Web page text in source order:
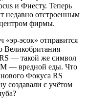
и Фиесту. Теперь
недавно отстроенным
фирмы.
эсок» отправится
Великобритания —
— такой же символ
M — вредной еды. Что
Фокуса RS
создавали с учётом